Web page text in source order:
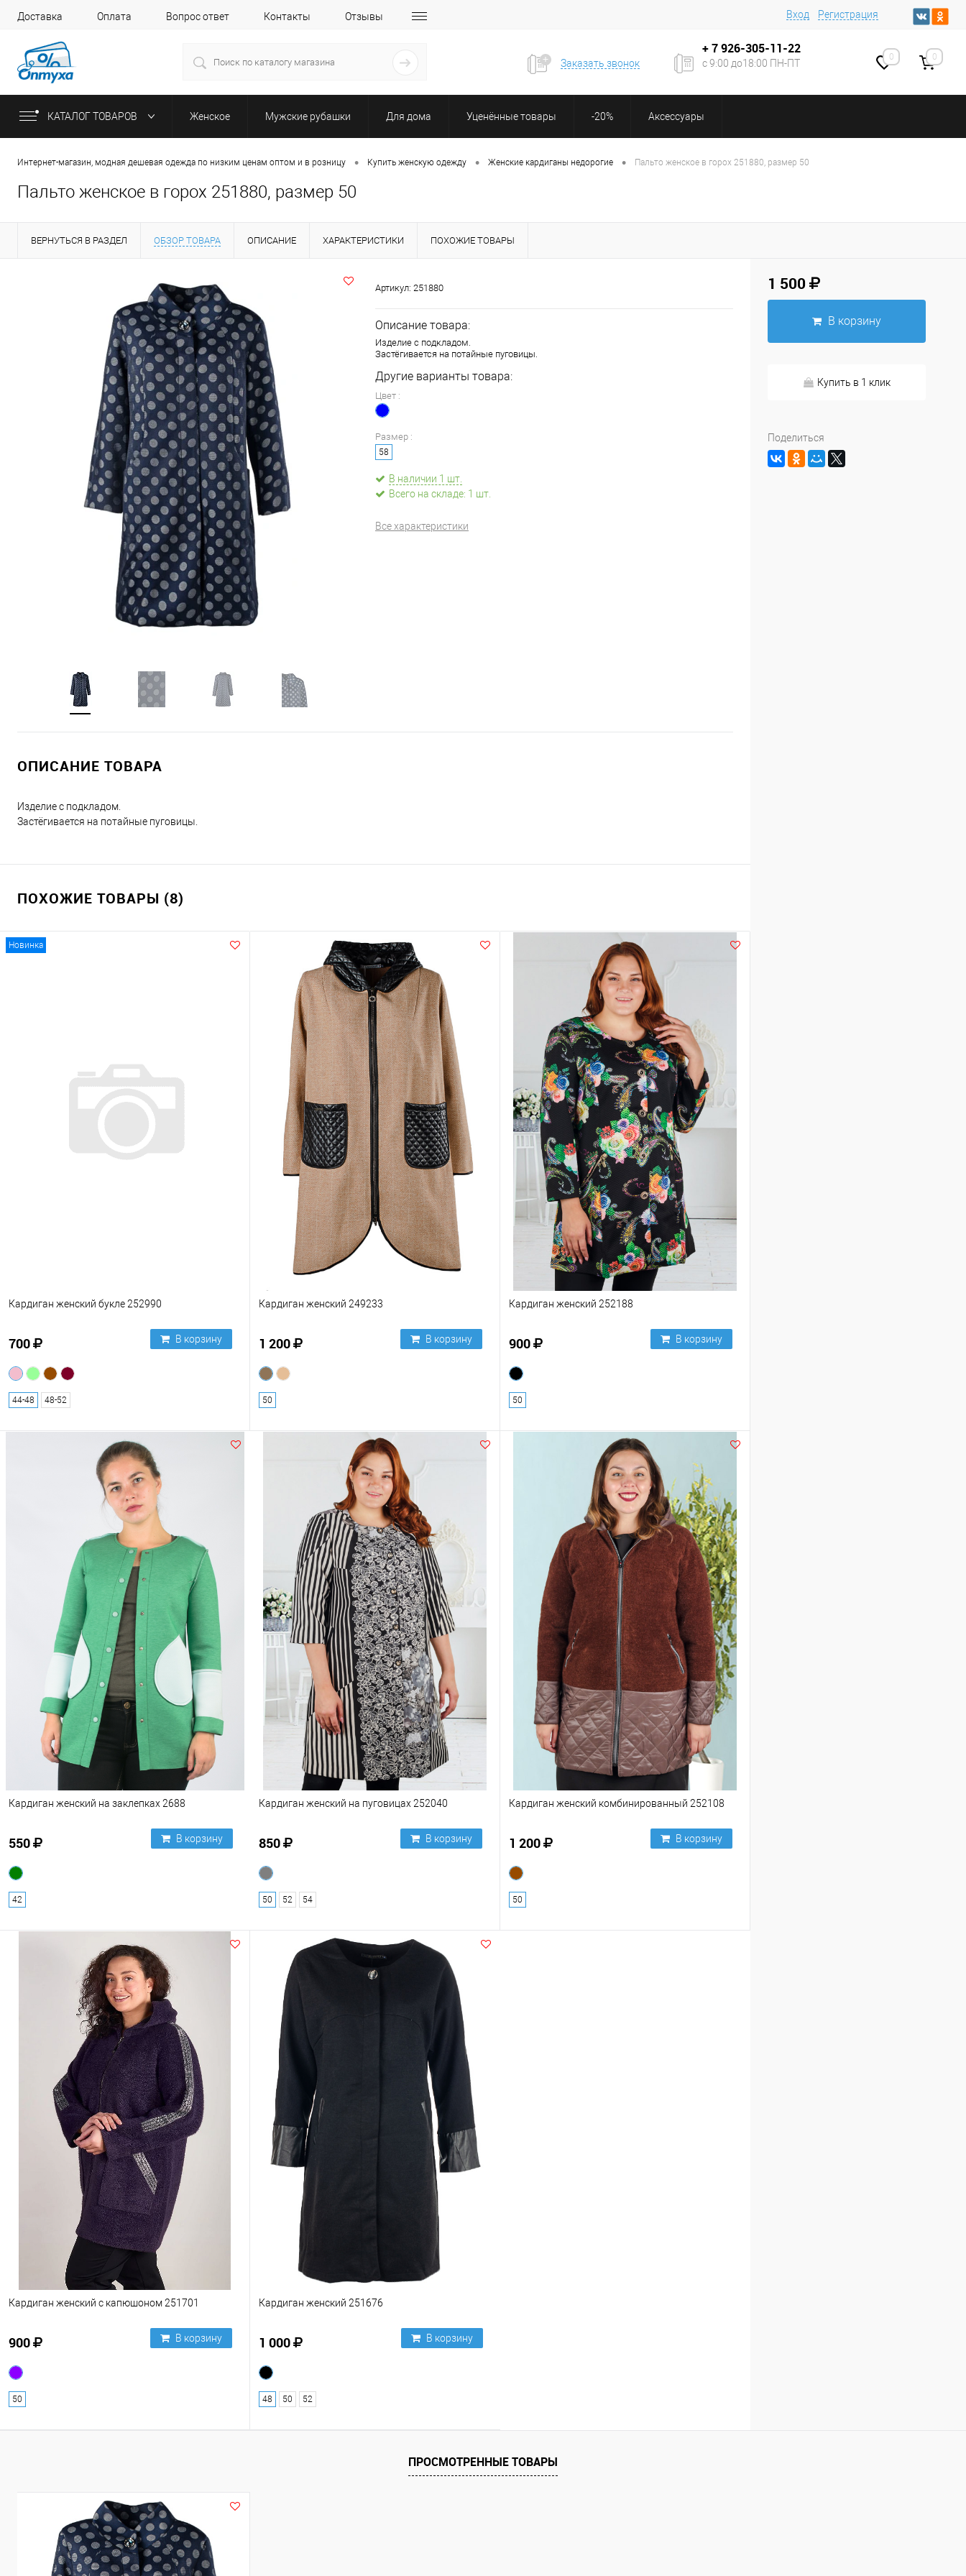
Доставка Оплата Вопрос ответ Контакты Отзывы Вход Регистрация
Заказать звонок
+ 7926-305-11-22
с 9:00 до18:00 ПН-ПТ
0 0
КАТАЛОГ ТОВАРОВ Женское Мужские рубашки Для дома Уценённые товары -20% Аксессуары
Интернет-магазин, модная дешевая одежда по низким ценам оптом и в розницу • Купить женскую одежду • Женские кардиганы недорогие • Пальто женское в горох 251880, размер 50
Пальто женское в горох 251880, размер 50
ВЕРНУТЬСЯ В РАЗДЕЛ ОБЗОР ТОВАРА ОПИСАНИЕ ХАРАКТЕРИСТИКИ ПОХОЖИЕ ТОВАРЫ
Артикул: 251880
Описание товара:
Изделие с подкладом.
Застёгивается на потайные пуговицы.
Другие варианты товара:
Цвет :
Размер :
58
В наличии 1 шт.
Всего на складе: 1 шт.
Все характеристики
ОПИСАНИЕ ТОВАРА
Изделие с подкладом.
Застёгивается на потайные пуговицы.
ПОХОЖИЕ ТОВАРЫ (8)
Новинка
Кардиган женский букле 252990
700 В корзину
44-48 48-52
Кардиган женский 249233
1 200 В корзину
50
Кардиган женский 252188
900 В корзину
50
Кардиган женский на заклепках 2688
550 В корзину
42
Кардиган женский на пуговицах 252040
850 В корзину
50 52 54
Кардиган женский комбинированный 252108
1 200 В корзину
50
Кардиган женский с капюшоном 251701
900 В корзину
50
Кардиган женский 251676
1 000 В корзину
48 50 52
1 500
В корзину
Купить в 1 клик
Поделиться
ПРОСМОТРЕННЫЕ ТОВАРЫ